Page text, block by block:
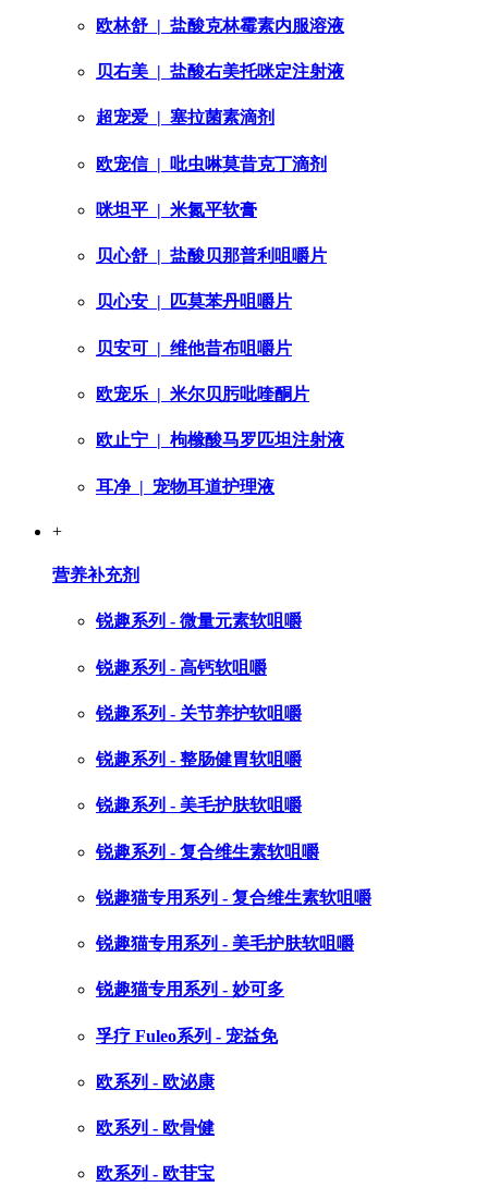
欧林舒 | 盐酸克林霉素内服溶液
贝右美 | 盐酸右美托咪定注射液
超宠爱 | 塞拉菌素滴剂
欧宠信| 吡虫啉莫昔克丁滴剂
咪坦平 | 米氮平软膏
贝心舒 | 盐酸贝那普利咀嚼片
贝心安 | 匹莫苯丹咀嚼片
贝安可 | 维他昔布咀嚼片
欧宠乐 | 米尔贝肟吡喹酮片
欧止宁 | 枸橼酸马罗匹坦注射液
耳净| 宠物耳道护理液
+
营养补充剂
锐趣系列 - 微量元素软咀嚼
锐趣系列 - 高钙软咀嚼
锐趣系列 - 关节养护软咀嚼
锐趣系列 - 整肠健胃软咀嚼
锐趣系列 - 美毛护肤软咀嚼
锐趣系列 - 复合维生素软咀嚼
锐趣猫专用系列 - 复合维生素软咀嚼
锐趣猫专用系列 - 美毛护肤软咀嚼
锐趣猫专用系列 - 妙可多
孚疗 Fuleo系列 - 宠益免
欧系列 - 欧泌康
欧系列 - 欧骨健
欧系列 - 欧苷宝